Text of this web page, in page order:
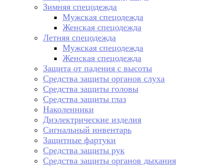
Зимняя спецодежда
Мужская спецодежда
Женская спецодежда
Летняя спецодежда
Мужская спецодежда
Женская спецодежда
Защита от падения с высоты
Средства защиты органов слуха
Средства защиты головы
Средства защиты глаз
Наколенники
Диэлектрические изделия
Сигнальный инвентарь
Защитные фартуки
Средства защиты рук
Средства защиты органов дыхания